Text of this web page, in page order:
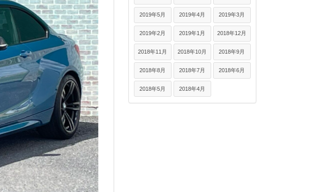
2019年5月 2019年4月 2019年3月
2019年2月 2019年1月 2018年12月
2018年11月 2018年10月 2018年9月
2018年8月 2018年7月 2018年6月
2018年5月 2018年4月